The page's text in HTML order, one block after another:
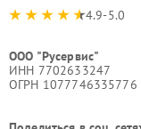
4.9-5.0
ООО "Русервис"
ИНН 7702633247
ОГРН 1077746335776